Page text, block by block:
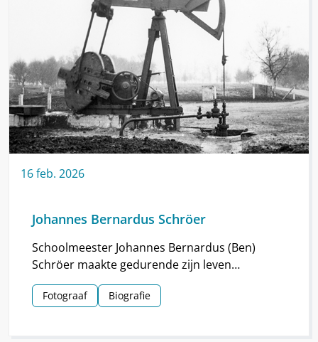
16feb. 2026
Johannes Bernardus Schröer
Schoolmeester Johannes Bernardus (Ben)
Schröer maakte gedurende zijn leven
haarscherpe foto’s in en om Nieuw-
Schoonebeek.
Fotograaf Biografie